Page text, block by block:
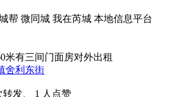
帮 微同城 我在芮城 本地信息平台
米有三间门面房对外出租
舍利东街
转发、 1 人点赞